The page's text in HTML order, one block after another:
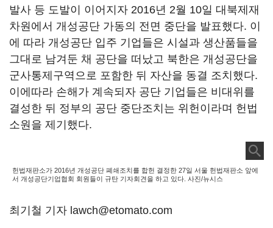
발사 등 도발이 이어지자 2016년 2월 10일 대북제재
차원에서 개성공단 가동의 전면 중단을 발표했다. 이
에 따라 개성공단 입주 기업들은 시설과 생산품들을
그대로 남겨둔 채 공단을 떠났고 북한은 개성공단을
군사통제구역으로 포함한 뒤 자산을 동결 조치했다.
이에따라 손해가 계속되자 공단 기업들은 비대위를
결성한 뒤 정부의 공단 중단조치는 위헌이라며 헌법
소원을 제기했다.
헌법재판소가 2016년 개성공단 폐쇄조치를 합헌 결정한 27일 서울 헌법재판소 앞에
서 개성공단기업협회 회원들이 규탄 기자회견을 하고 있다. 사진/뉴시스
최기철 기자 lawch@etomato.com